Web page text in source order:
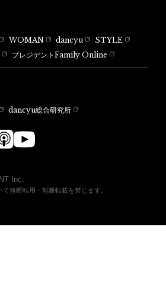
WOMAN dancyu
STYLE
プレジデントFamily Online
dancyu総合研究所
Inc.
無断転用・無断転載を禁じます。